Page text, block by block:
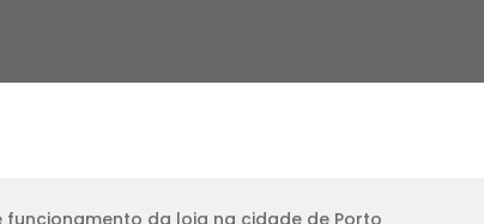
funcionamento da loja na cidade de Porto